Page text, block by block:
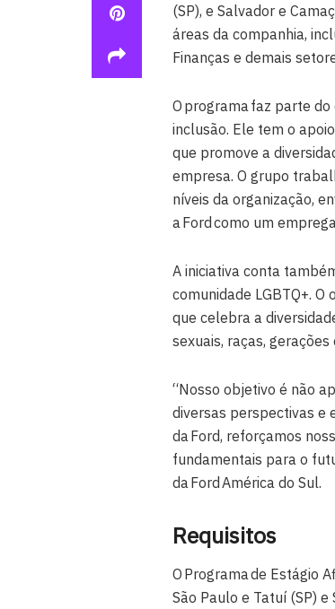
(SP), e Salvador e
áreas da companhia,
Finanças e demais
O programa faz parte
inclusão. Ele tem o
que promove a
empresa. O grupo
níveis da organização,
a Ford como um
A iniciativa conta
comunidade LGBTQ+.
que celebra a
sexuais, raças,
“Nosso objetivo é não
diversas perspectivas e
da Ford, reforçamos
fundamentais para o
da Ford América do Sul.
Requisitos
O Programa de Estágio
São Paulo e Tatuí (SP)